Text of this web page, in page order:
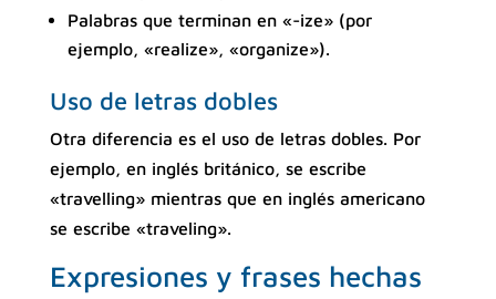
Palabras que terminan en «-ize» (por
ejemplo, «realize», «organize»).
Uso de letras dobles
Otra diferencia es el uso de letras dobles. Por
ejemplo, en inglés británico, se escribe
«travelling» mientras que en inglés americano
se escribe «traveling».
Expresiones y frases hechas